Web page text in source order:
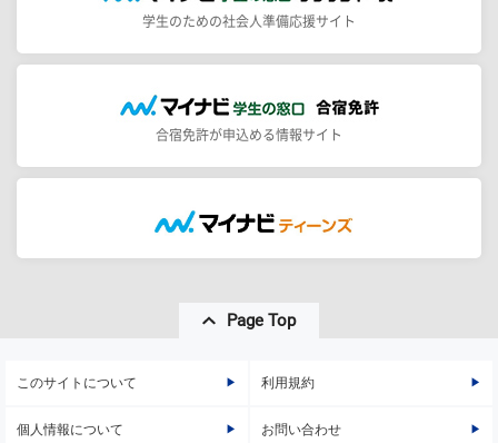
学生のための社会人準備応援サイト
合宿免許が申込める情報サイト
Page Top
このサイトについて 利用規約
個人情報について お問い合わせ